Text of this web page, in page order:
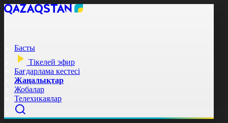
Басты
Тікелей эфир
Бағдарлама кестесі
Жаңалықтар
Жобалар
Телехикаялар